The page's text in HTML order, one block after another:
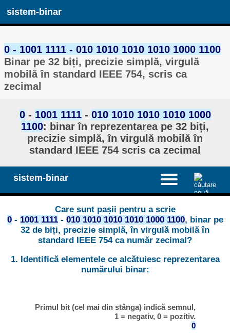
sistem-binar
0 - 1001 1111 - 010 1010 1010 1010 1000 1100
Binar pe 32 biți, precizie simplă, virgulă
mobilă în standard IEEE 754, scris ca
zecimal
0- 1001 1111- 010 1010 1010 1010 1000
1100: binar în reprezentarea pe 32 biți,
precizie simplă, în virgulă mobilă în
standard IEEE 754 scris ca zecimal
sistem-binar
Care sunt pașii pentru a scrie
0- 1001 1111- 010 1010 1010 1010 1000 1100, binar pe
32 de biți, precizie simplă, în virgulă mobilă în
standard IEEE 754 ca număr zecimal?
1. Identifică elementele ce alcătuiesc reprezentarea
numărului binar:
Primul bit (cel mai din stânga) indică semnul,
1 = negativ, 0 = pozitiv.
0